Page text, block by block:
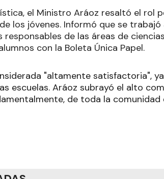
el Ministro Aráoz resaltó el rol
los jóvenes. Informó que se
de las áreas de
con la Boleta Única Papel.
"altamente satisfactoria",
escuelas. Aráoz subrayó el alto
de toda la comunidad